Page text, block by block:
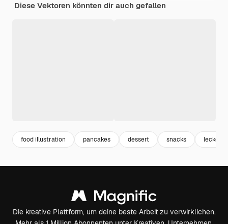
Diese Vektoren könnten dir auch gefallen
food illustration pancakes dessert snacks lecker
Die kreative Plattform, um deine beste Arbeit zu verwirklichen.